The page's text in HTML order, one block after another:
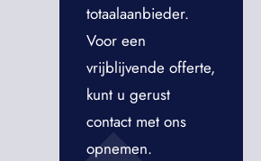
totaalaanbieder.
Voor een
vrijblijvende offerte,
kunt u gerust
contact met ons
opnemen.